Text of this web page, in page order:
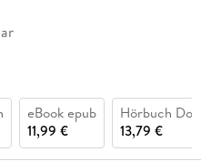
eBook epub
11,99 €
Hörbuch
13,79 €